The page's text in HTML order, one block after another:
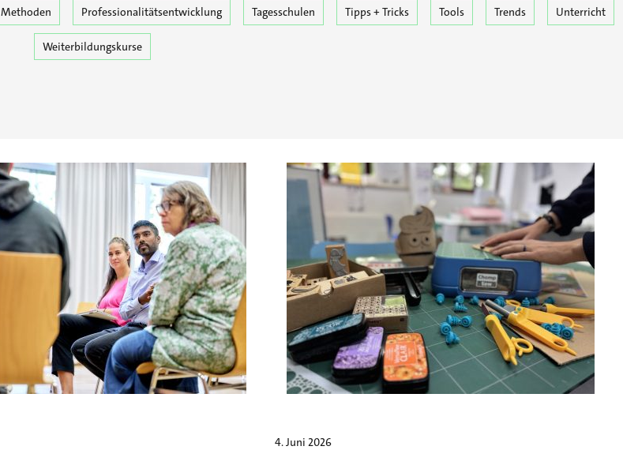
Methoden Professionalitätsentwicklung Tagesschulen Tipps + Tricks Tools Trends Unterricht
Weiterbildungskurse
4. Juni 2026